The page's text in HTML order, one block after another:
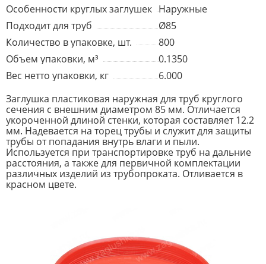
Особенности круглых заглушек Наружные
Подходит для труб
Ø85
Количество в упаковке, шт.
800
Объем упаковки, м³
0.1350
Вес нетто упаковки, кг
6.000
Заглушка пластиковая наружная для труб круглого
сечения с внешним диаметром 85 мм. Отличается
укороченной длиной стенки, которая составляет 12.2
мм. Надевается на торец трубы и служит для защиты
трубы от попадания внутрь влаги и пыли.
Используется при транспортировке труб на дальние
расстояния, а также для первичной комплектации
различных изделий из трубопроката. Отливается в
красном цвете.